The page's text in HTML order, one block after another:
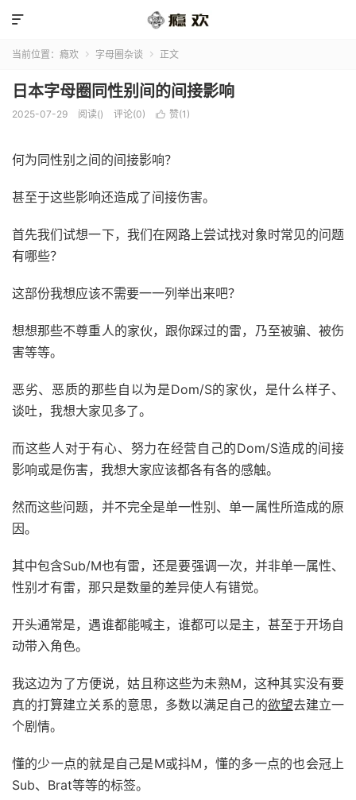

当前位置： 瘾欢  字母圈杂谈  正文
日本字母圈同性别间的间接影响
2025-07-29 阅读() 评论(0)  赞(1 )
何为同性别之间的间接影响？
甚至于这些影响还造成了间接伤害。
首先我们试想一下，我们在网路上尝试找对象时常见的问题
有哪些？
这部份我想应该不需要一一列举出来吧？
想想那些不尊重人的家伙，跟你踩过的雷，乃至被骗、被伤
害等等。
恶劣、恶质的那些自以为是Dom/S的家伙，是什么样子、
谈吐，我想大家见多了。
而这些人对于有心、努力在经营自己的Dom/S造成的间接
影响或是伤害，我想大家应该都各有各的感触。
然而这些问题，并不完全是单一性别、单一属性所造成的原
因。
其中包含Sub/M也有雷，还是要强调一次，并非单一属性、
性别才有雷，那只是数量的差异使人有错觉。
开头通常是，遇谁都能喊主，谁都可以是主，甚至于开场自
动带入角色。
我这边为了方便说，姑且称这些为未熟M，这种其实没有要
真的打算建立关系的意思，多数以满足自己的欲望去建立一
个剧情。
懂的少一点的就是自己是M或抖M，懂的多一点的也会冠上
Sub、Brat等等的标签。